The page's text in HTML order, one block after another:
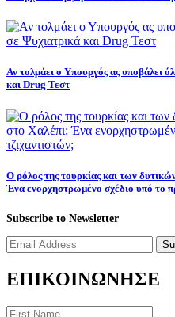
Αν τολμάει ο Υπουργός ας υποβάλει
και Drug Τεστ
Ο ρόλος της τουρκίας και των
Ένα ενορχηστρωμένο σχέδιο υπό το
Subscribe to Newsletter
ΕΠΙΚΟΙΝΩΝΗΣΕ